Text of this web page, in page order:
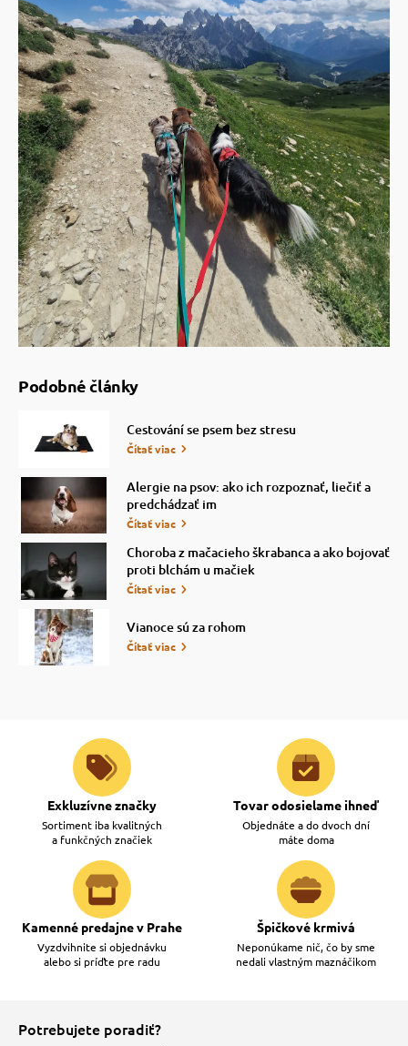
Podobné články
Cestování se psem bez stresu
Čítať viac
Alergie na psov: ako ich rozpoznať, liečiť a
predchádzať im
Čítať viac
Choroba z mačacieho škrabanca a ako bojovať
proti blchám u mačiek
Čítať viac
Vianoce sú za rohom
Čítať viac
Exkluzívne značky
Sortiment iba kvalitných
a funkčných značiek
Tovar odosielame ihneď
Objednáte a do dvoch dní
máte doma
Kamenné predajne v Prahe
Vyzdvihnite si objednávku
alebo si príďte pre radu
Špičkové krmivá
Neponúkame nič, čo by sme
nedali vlastným maznáčikom
Potrebujete poradiť?